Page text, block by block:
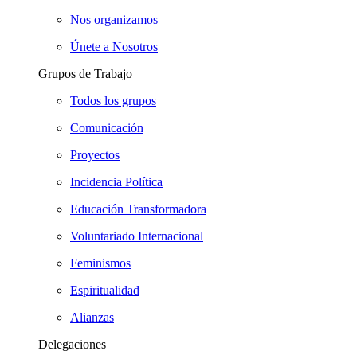
Nos organizamos
Únete a Nosotros
Grupos de Trabajo
Todos los grupos
Comunicación
Proyectos
Incidencia Política
Educación Transformadora
Voluntariado Internacional
Feminismos
Espiritualidad
Alianzas
Delegaciones